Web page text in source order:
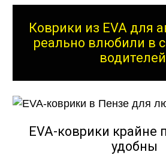
Коврики из EVA для
реально влюбили в
EVA-коврики крайне
удобны